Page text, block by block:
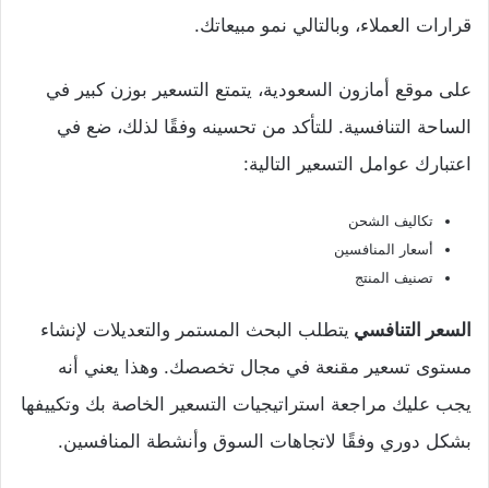
قرارات العملاء، وبالتالي نمو مبيعاتك.
على موقع أمازون السعودية، يتمتع التسعير بوزن كبير في
الساحة التنافسية. للتأكد من تحسينه وفقًا لذلك، ضع في
اعتبارك عوامل التسعير التالية:
تكاليف الشحن
أسعار المنافسين
تصنيف المنتج
السعر التنافسي يتطلب البحث المستمر والتعديلات لإنشاء
مستوى تسعير مقنعة في مجال تخصصك. وهذا يعني أنه
يجب عليك مراجعة استراتيجيات التسعير الخاصة بك وتكييفها
بشكل دوري وفقًا لاتجاهات السوق وأنشطة المنافسين.